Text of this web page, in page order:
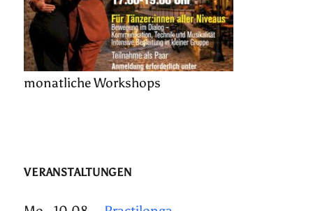
monatliche Workshops
VERANSTALTUNGEN